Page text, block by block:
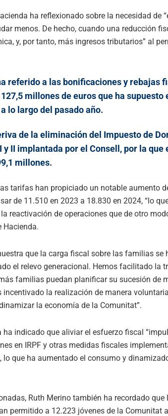
ha reflexionado sobre la necesidad de
menos. De hecho, cuando una reducción
y, por tanto, más ingresos tributarios” al
referido a las bonificaciones y rebajas
millones de euros que ha supuesto
lo largo del pasado año.
de la eliminación del Impuesto de
y II implantada por el Consell, por la
millones.
tarifas han propiciado un notable aumento
de 11.510 en 2023 a 18.830 en 2024, “lo
reactivación de operaciones que de otro
Hacienda.
que la carga fiscal sobre las familias se
el relevo generacional. Hemos facilitado la
familias puedan planificar su sucesión de
la realización de manera
la economía de la Comunitat”.
ha indicado que aliviar el esfuerzo fiscal
en IRPF y otras medidas fiscales
que ha aumentado el consumo y
Ruth Merino también ha recordado que
permitido a 12.223 jóvenes de la Comunitat